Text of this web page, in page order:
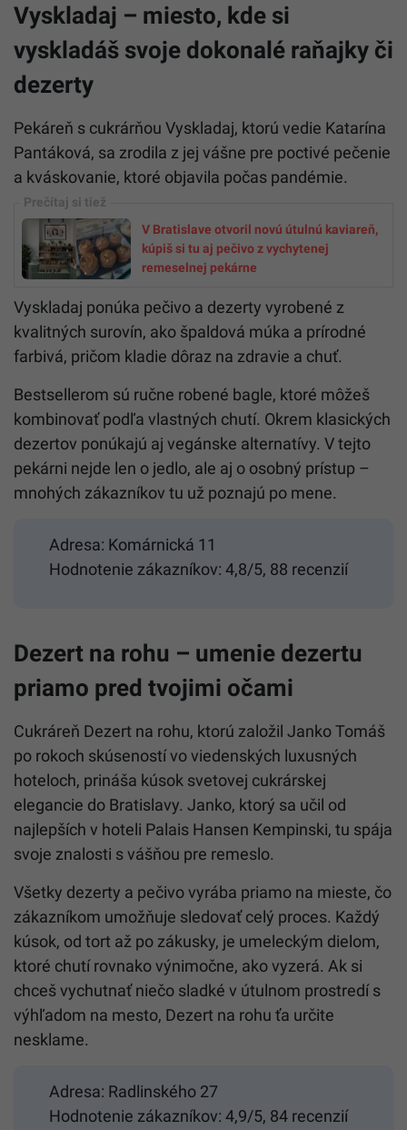
Vyskladaj – miesto, kde si
vyskladáš svoje dokonalé raňajky či
dezerty
Pekáreň s cukrárňou Vyskladaj, ktorú vedie Katarína
Pantáková, sa zrodila z jej vášne pre poctivé pečenie
a kváskovanie, ktoré objavila počas pandémie.
V Bratislave otvoril novú útulnú kaviareň,
kúpiš si tu aj pečivo z vychytenej
remeselnej pekárne
Vyskladaj ponúka pečivo a dezerty vyrobené z
kvalitných surovín, ako špaldová múka a prírodné
farbivá, pričom kladie dôraz na zdravie a chuť.
Bestsellerom sú ručne robené bagle, ktoré môžeš
kombinovať podľa vlastných chutí. Okrem klasických
dezertov ponúkajú aj vegánske alternatívy. V tejto
pekárni nejde len o jedlo, ale aj o osobný prístup –
mnohých zákazníkov tu už poznajú po mene.
Adresa: Komárnická 11
Hodnotenie zákazníkov: 4,8/5, 88 recenzií
Dezert na rohu – umenie dezertu
priamo pred tvojimi očami
Cukráreň Dezert na rohu, ktorú založil Janko Tomáš
po rokoch skúseností vo viedenských luxusných
hoteloch, prináša kúsok svetovej cukrárskej
elegancie do Bratislavy. Janko, ktorý sa učil od
najlepších v hoteli Palais Hansen Kempinski, tu spája
svoje znalosti s vášňou pre remeslo.
Všetky dezerty a pečivo vyrába priamo na mieste, čo
zákazníkom umožňuje sledovať celý proces. Každý
kúsok, od tort až po zákusky, je umeleckým dielom,
ktoré chutí rovnako výnimočne, ako vyzerá. Ak si
chceš vychutnať niečo sladké v útulnom prostredí s
výhľadom na mesto, Dezert na rohu ťa určite
nesklame.
Adresa: Radlinského 27
Hodnotenie zákazníkov: 4,9/5, 84 recenzií